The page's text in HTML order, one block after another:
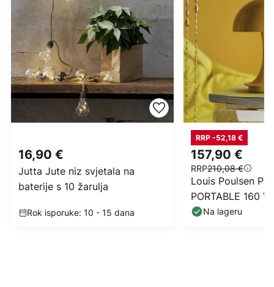
16,90 €
Jutta Jute niz svjetala na
baterije s 10 žarulja
Rok isporuke: 10 - 15 dana
157,90 €
RRP210,08 €
RRP -52,18 €
Louis Poulsen
PORTABLE 160
žutaNa lageru